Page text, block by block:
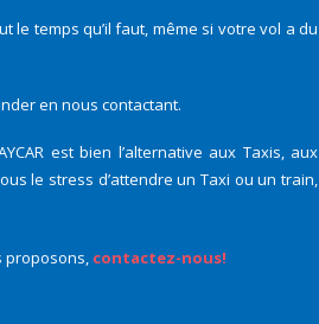
le temps qu’il faut, même si votre vol a du
en nous contactant.
est bien l’alternative aux Taxis, aux
le stress d’attendre un Taxi ou un train,
proposons, contactez-nous!